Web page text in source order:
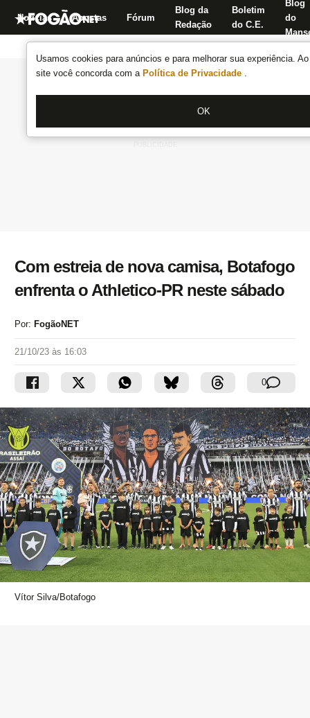
Usamos cookies para anúncios e para melhorar sua experiência.
site você concorda com a Política de Privacidade .
OK
Notícias Apostas Fórum
Blog da
Redação
Boletim
do C.E.
Blog
do
Com estreia de nova camisa, Botafogo
enfrenta o Athletico-PR neste sábado
Por: FogãoNET
21/10/23 às 16:03
0
Vítor Silva/Botafogo